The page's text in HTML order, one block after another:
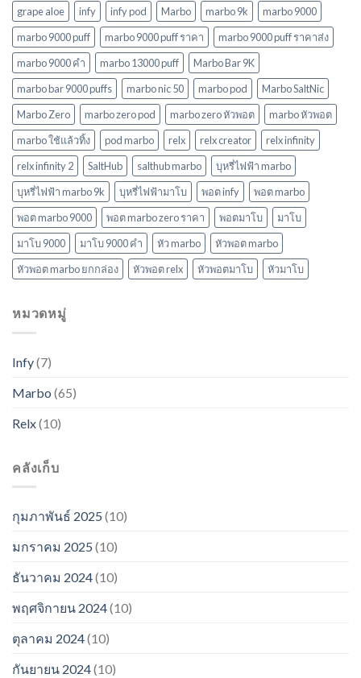
นิยม
ใหม่
ล่าสุด
ในปี
2568
grape aloe infy infy pod Marbo marbo 9k
marbo 9000
marbo 9000 puff
marbo 9000 puff ราคา
marbo 9000 puff ราคาส่ง
marbo 9000 คํา
marbo 13000 puff
Marbo Bar 9K
marbo bar 9000 puffs
marbo nic 50 marbo pod
Marbo SaltNic
Marbo Zero
marbo zero pod marbo zero หัวพอต
marbo หัวพอต
marbo ใช้แล้วทิ้ง
pod marbo relx relx creator
relx infinity
relx infinity 2
SaltHub salthub marbo
บุหรี่ไฟฟ้า marbo
บุหรี่ไฟฟ้า marbo 9k
บุหรี่ไฟฟ้ามาโบ พอต infy
พอต marbo
พอต marbo 9000
พอต marbo zero ราคา พอตมาโบ
มาโบ
มาโบ 9000
มาโบ 9000 คํา หัว marbo
หัวพอต marbo
หัวพอต marbo ยกกล่อง
หัวพอต relx หัวพอตมาโบ หัวมาโบ
หมวดหมู่
Infy(7)
Marbo (65)
Relx(10)
คลังเก็บ
กุมภาพันธ์ 2025 (10)
มกราคม 2025 (10)
ธันวาคม 2024(10)
พฤศจิกายน 2024(10)
ตุลาคม 2024(10)
กันยายน 2024(10)